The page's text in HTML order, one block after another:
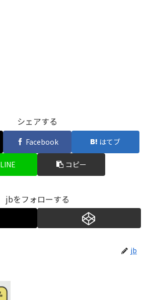
シェアする
Facebook はてブ
LINE コピー
jbをフォローする
jb